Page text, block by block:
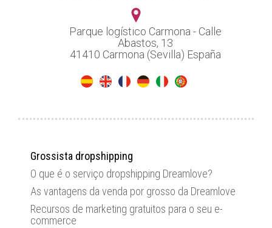
Parque logístico Carmona - Calle
Abastos, 13
41410 Carmona (Sevilla) España
Grossista dropshipping
O que é o serviço dropshipping Dreamlove?
As vantagens da venda por grosso da Dreamlove
Recursos de marketing gratuitos para o seu e-
commerce